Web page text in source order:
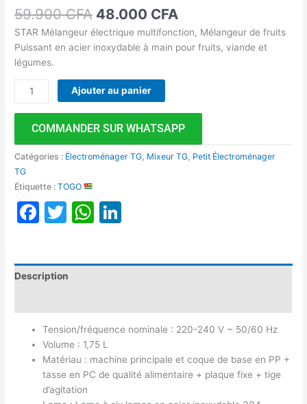
59.900CFA 48.000 CFA
STAR Mélangeur électrique multifonction, Mélangeur de fruits
Puissant en acier inoxydable à main pour fruits, viande et
légumes.
Ajouter au panier
COMMANDER SUR WHATSAPP
Catégories : Électroménager TG Mixeur TG Petit Électroménager
TG
Étiquette :TOGO
Facebook
TwitterWhatsApp
Description
Tension/fréquence nominale : 220-240 V ~ 50/60 Hz
Volume : 1,75 L
Matériau : machine principale et coque de base en PP +
tasse en PC de qualité alimentaire + plaque fixe + tige
d’agitation